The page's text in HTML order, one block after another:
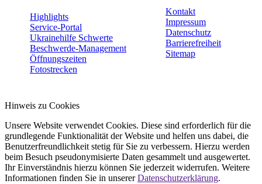
Highlights
Service-Portal
Ukrainehilfe Schwerte
Beschwerde-Management
Öffnungszeiten
Fotostrecken
Kontakt
Impressum
Datenschutz
Barrierefreiheit
Sitemap
Hinweis zu Cookies
Unsere Website verwendet Cookies. Diese sind erforderlich für die
grundlegende Funktionalität der Website und helfen uns dabei, die
Benutzerfreundlichkeit stetig für Sie zu verbessern. Hierzu werden
beim Besuch pseudonymisierte Daten gesammelt und ausgewertet.
Ihr Einverständnis hierzu können Sie jederzeit widerrufen. Weitere
Informationen finden Sie in unsererDatenschutzerklärung.